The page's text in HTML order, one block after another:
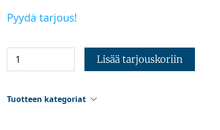
Pyydä tarjous!
Lisää tarjouskoriin
Tuotteen kategoriat